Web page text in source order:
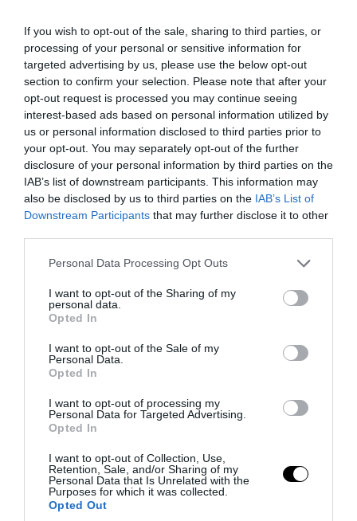
If you wish to opt-out of the sale, sharing to third parties, or
processing of your personal or sensitive information for
targeted advertising by us, please use the below opt-out
section to confirm your selection. Please note that after your
opt-out request is processed you may continue seeing
interest-based ads based on personal information utilized by
us or personal information disclosed to third parties prior to
your opt-out. You may separately opt-out of the further
disclosure of your personal information by third parties on the
IAB’s list of downstream participants. This information may
also be disclosed by us to third parties on the IAB’s List of
Downstream Participants that may further disclose it to other
Please note that this website/app uses one or more Google
not limited to your visit or usage behaviour. You may click to
grant or deny consent to Google and its third-party tags to
use your data for below specified purposes in below Google
consent section.
Personal Data Processing Opt Outs
I want to opt-out of the Sharing of my
personal data.
Opted In
I want to opt-out of the Sale of my
Personal Data.
Opted In
I want to opt-out of processing my
Personal Data for Targeted Advertising.
Opted In
I want to opt-out of Collection, Use,
Retention, Sale, and/or Sharing of my
Personal Data that Is Unrelated with the
Purposes for which it was collected.
Opted Out
PRONEWS.GR /ΔΙΑΣΤΗΜΑ
Ο πυρήνας της Γης άλλαξε φορά κάτω
από τον Ειρηνικό – Τι κατέγραψαν οι
επιστήμονες
PRONEWS.GR /ΔΙΑΣΤΗΜΑ